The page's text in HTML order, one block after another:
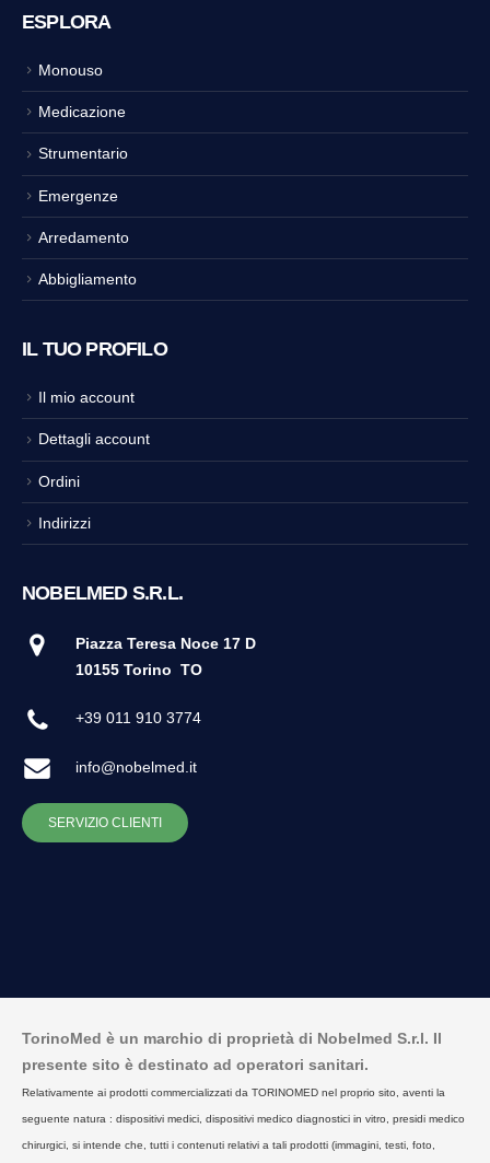
ESPLORA
Monouso
Medicazione
Strumentario
Emergenze
Arredamento
Abbigliamento
IL TUO PROFILO
Il mio account
Dettagli account
Ordini
Indirizzi
NOBELMED S.R.L.
Piazza Teresa Noce 17 D
10155 Torino TO
+39 011 910 3774
info@nobelmed.it
SERVIZIO CLIENTI
TorinoMed è un marchio di proprietà di Nobelmed S.r.l. Il
presente sito è destinato ad operatori sanitari.
Relativamente ai prodotti commercializzati da TORINOMED nel proprio sito, aventi la
seguente natura : dispositivi medici, dispositivi medico diagnostici in vitro, presidi medico
chirurgici, si intende che, tutti i contenuti relativi a tali prodotti (immagini, testi, foto,